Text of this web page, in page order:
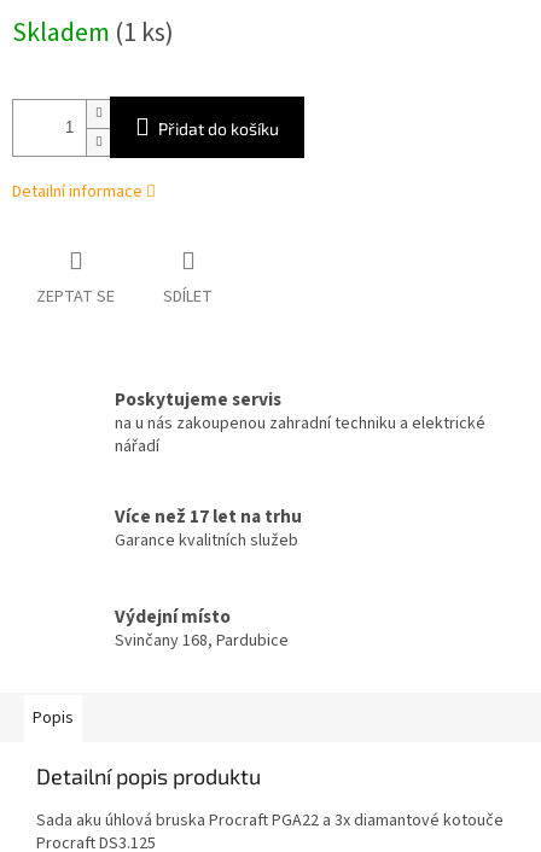
cena:
Skladem (1 ks)
Přidat do košíku
Detailní informace
ZEPTAT SE SDÍLET
Poskytujeme servis
na u nás zakoupenou zahradní techniku a elektrické
nářadí
Více než 17 let na trhu
Garance kvalitních služeb
Výdejní místo
Svinčany 168, Pardubice
Popis
Detailní popis produktu
Sada aku úhlová bruska Procraft PGA22 a 3x diamantové kotouče
Procraft DS3.125